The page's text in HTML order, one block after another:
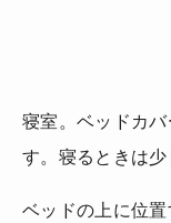
寝室。ベッドカ
す。寝るときは少
ベッドの上に位